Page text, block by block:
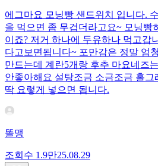
에그마요 모닝빵 샌드위치 입니다.
을 먹으면 좀 무겁더라고요~ 모닝빵
이죠? 저거 하나에 두유하나 먹고갑
다고보면됩니다~ 포만감은 정말 엄
만드는데 계란5개랑 후추 마요네즈
안좋아해요 설탕조금 소금조금 홀
딱 요렇게 넣으면 됩니다.
똘맹
조회수 1.9만25.08.29